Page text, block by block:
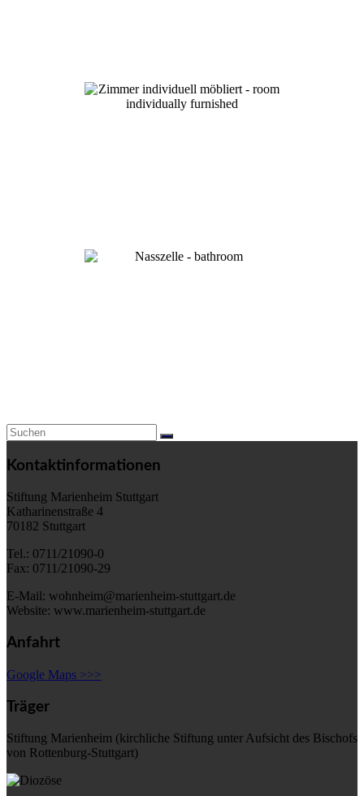
Kontaktinformationen
Stiftung Marienheim Stuttgart
Katharinenstraße 4
70182 Stuttgart
Tel.: 0711/21090-0
Fax: 0711/21090-29
E-Mail: wohnheim@marienheim-stuttgart.de
Website: www.marienheim-stuttgart.de
Anfahrt
Google Maps >>>
Träger
Stiftung Marienheim (kirchliche Stiftung unter Aufsicht des Bischofs
von Rottenburg-Stuttgart)